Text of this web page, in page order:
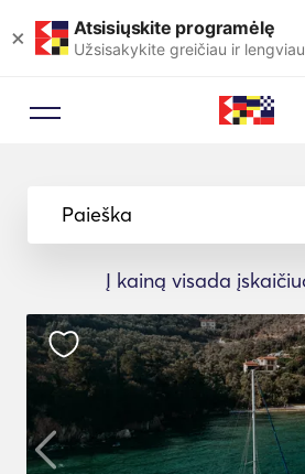
× Atsisiųskite programėlę
Užsisakykite greičiau ir lengviau
Paieška
Į kainą visada